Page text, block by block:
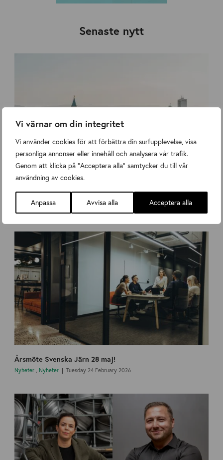
Vi värnar om din integritet
Vi använder cookies för att förbättra din surfupplevelse, visa
personliga annonser eller innehåll och analysera vår trafik.
Genom att klicka på "Acceptera alla" samtycker du till vår
användning av cookies.
Anpassa Avvisa alla Acceptera alla
Senaste nytt
Höstmöte med studiebesök hos Cronimet i Karlsruhe!
Nyheter
Årsmöte Svenska Järn 28 maj!
Nyheter , Nyheter Tuesday 24 February 2026